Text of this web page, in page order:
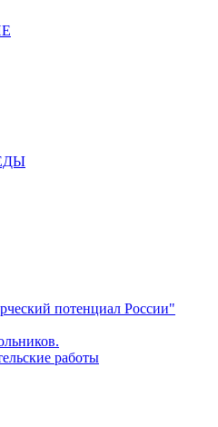
потенциал России"
работы